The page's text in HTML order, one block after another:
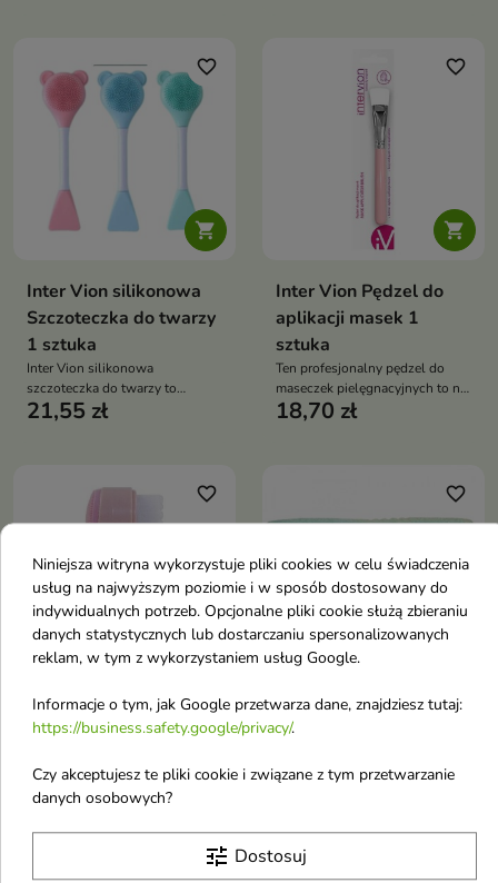

favorite_border
Inter Vion silikonowa
Szczoteczka do twarzy
1 sztuka
Inter Vion silikonowa
szczoteczka do twarzy to
wszechstronne narzędzie, które
21,55 zł

favorite_border
Inter Vion Pędzel do
aplikacji masek 1
sztuka
Ten profesjonalny pędzel do
maseczek pielęgnacyjnych to nie
tylko narzędzie, które ułatwia
18,70 zł

favorite_border
Inter Vion dwustronna
twarzy 1 sztuka
Dwustronna szczoteczka do
niezawodny towarzysz
pomaga uzyskać gładką,
19,93 zł
favorite_border
Ręcznik do mycia
sztuka
5,26 zł
Niniejsza witryna wykorzystuje pliki cookies w celu świadczenia
usług na najwyższym poziomie i w sposób dostosowany do
indywidualnych potrzeb. Opcjonalne pliki cookie służą zbieraniu
danych statystycznych lub dostarczaniu spersonalizowanych
reklam, w tym z wykorzystaniem usług Google.
Informacje o tym, jak Google przetwarza dane, znajdziesz tutaj:
https://business.safety.google/privacy/.
Czy akceptujesz te pliki cookie i związane z tym przetwarzanie
danych osobowych?
tune Dostosuj